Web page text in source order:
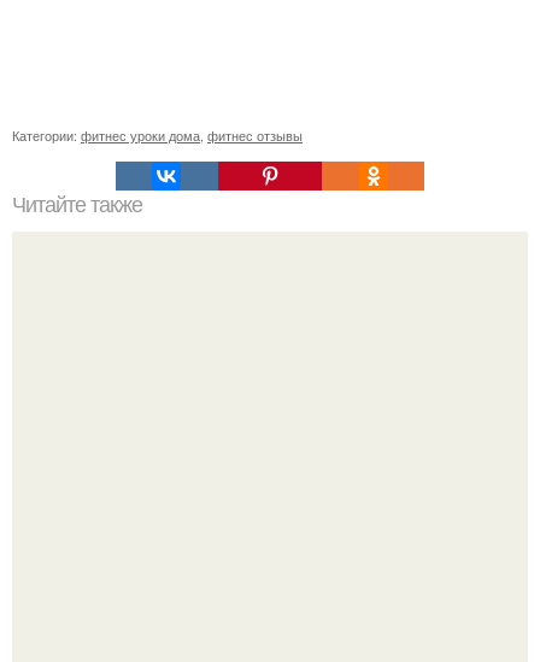
Категории: фитнес уроки дома фитнес отзывы
Читайте также